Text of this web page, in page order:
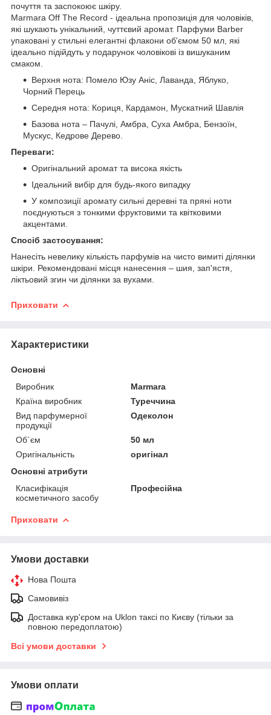
почуття та заспокоює шкіру.
Marmara Off The Record - ідеальна пропозиція для чоловіків,
які шукають унікальний, чуттєвий аромат. Парфуми Barber
упаковані у стильні елегантні флакони об'ємом 50 мл, які
ідеально підійдуть у подарунок чоловікові із вишуканим
смаком.
Верхня нота: Помело Юзу Аніс, Лаванда, Яблуко,
Чорний Перець
Середня нота: Кориця, Кардамон, Мускатний Шавлія
Базова нота – Пачулі, Амбра, Суха Амбра, Бензоїн,
Мускус, Кедрове Дерево.
Переваги:
Оригінальний аромат та висока якість
Ідеальний вибір для будь-якого випадку
У композиції аромату сильні деревні та пряні ноти
поєднуються з тонкими фруктовими та квітковими
акцентами.
Спосіб застосування:
Нанесіть невелику кількість парфумів на чисто вимиті ділянки
шкіри. Рекомендовані місця нанесення – шия, зап'ястя,
ліктьовий згин чи ділянки за вухами.
Приховати
Характеристики
Основні
Виробник
Marmara
Країна виробник
Туреччина
Вид парфумерної
продукції
Одеколон
Об`єм
50 мл
Оригінальність
оригінал
Основні атрибути
Класифікація
косметичного засобу
Професійна
Приховати
Умови доставки
Нова Пошта
Самовивіз
Доставка кур'єром на Uklon таксі по Києву (тільки за
повною передоплатою)
Всі умови доставки
Умови оплати